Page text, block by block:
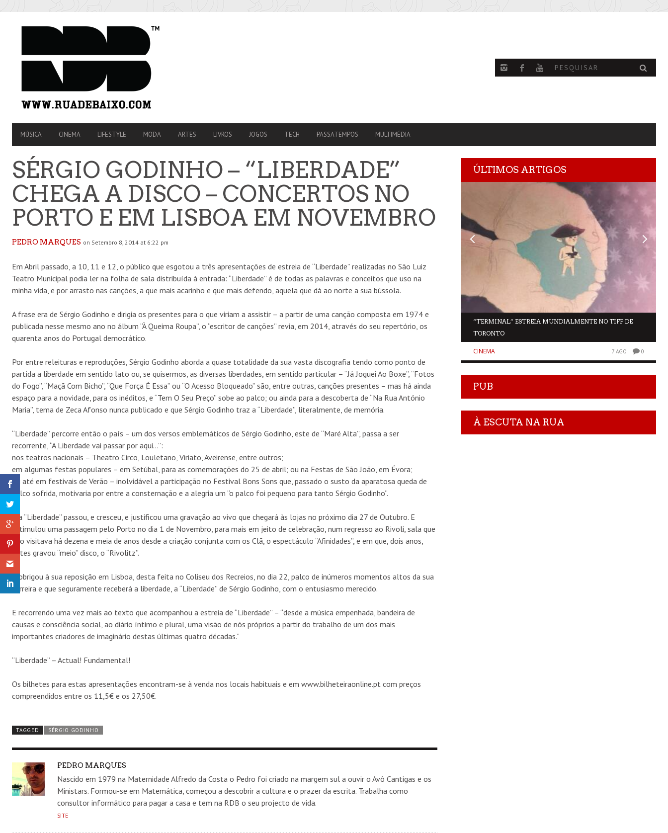
PRIMARY
NAVIGATION
MÚSICA CINEMA LIFESTYLE MODA ARTES LIVROS JOGOS TECH PASSATEMPOS MULTIMÉDIA
SÉRGIO GODINHO – “LIBERDADE”
CHEGA A DISCO – CONCERTOS NO
PORTO E EM LISBOA EM NOVEMBRO
PEDRO MARQUES on Setembro 8, 2014 at 6:22 pm
Em Abril passado, a 10, 11 e 12, o público que esgotou a três apresentações de estreia de “Liberdade” realizadas no São Luiz
Teatro Municipal podia ler na folha de sala distribuída à entrada: “Liberdade” é de todas as palavras e conceitos que uso na
minha vida, e por arrasto nas canções, a que mais acarinho e que mais defendo, aquela que dá ao norte a sua bússola.
A frase era de Sérgio Godinho e dirigia os presentes para o que viriam a assistir – a partir de uma canção composta em 1974 e
publicada nesse mesmo ano no álbum “À Queima Roupa”, o “escritor de canções” revia, em 2014, através do seu repertório, os
quarenta anos do Portugal democrático.
Por entre releituras e reproduções, Sérgio Godinho aborda a quase totalidade da sua vasta discografia tendo como ponto de
partida a liberdade em sentido lato ou, se quisermos, as diversas liberdades, em sentido particular – “Já Joguei Ao Boxe”, “Fotos
do Fogo”, “Maçã Com Bicho”, “Que Força É Essa” ou “O Acesso Bloqueado” são, entre outras, canções presentes – mas há ainda
espaço para a novidade, para os inéditos, e “Tem O Seu Preço” sobe ao palco; ou ainda para a descoberta de “Na Rua António
Maria”, tema de Zeca Afonso nunca publicado e que Sérgio Godinho traz a “Liberdade”, literalmente, de memória.
“Liberdade” percorre então o país – um dos versos emblemáticos de Sérgio Godinho, este de “Maré Alta”, passa a ser
recorrente, “A Liberdade vai passar por aqui…”:
nos teatros nacionais – Theatro Circo, Louletano, Viriato, Aveirense, entre outros;
em algumas festas populares – em Setúbal, para as comemorações do 25 de abril; ou na Festas de São João, em Évora;
ou até em festivais de Verão – inolvidável a participação no Festival Bons Sons que, passado o susto da aparatosa queda de
palco sofrida, motivaria por entre a consternação e a alegria um “o palco foi pequeno para tanto Sérgio Godinho”.
E a “Liberdade” passou, e cresceu, e justificou uma gravação ao vivo que chegará às lojas no próximo dia 27 de Outubro. E
estimulou uma passagem pelo Porto no dia 1 de Novembro, para mais em jeito de celebração, num regresso ao Rivoli, sala que
não visitava há dezena e meia de anos desde a criação conjunta com os Clã, o espectáculo “Afinidades”, e em que, dois anos,
antes gravou “meio” disco, o “Rivolitz”.
E obrigou à sua reposição em Lisboa, desta feita no Coliseu dos Recreios, no dia 22, palco de inúmeros momentos altos da sua
carreira e que seguramente receberá a liberdade, a “Liberdade” de Sérgio Godinho, com o entusiasmo merecido.
E recorrendo uma vez mais ao texto que acompanhou a estreia de “Liberdade” – “desde a música empenhada, bandeira de
causas e consciência social, ao diário íntimo e plural, uma visão de nós próprios a partir do trabalho de um dos mais
importantes criadores de imaginário destas últimas quatro décadas.”
“Liberdade” – Actual! Fundamental!
Os bilhetes para estas apresentações encontram-se à venda nos locais habituais e em www.bilheteiraonline.pt com preços
compreendidos entre os 11,5€ e os 27,50€.
TAGGED SÉRGIO GODINHO
AUTHOR
PEDRO MARQUES
Nascido em 1979 na Maternidade Alfredo da Costa o Pedro foi criado na margem sul a ouvir o Avô Cantigas e os
Ministars. Formou-se em Matemática, começou a descobrir a cultura e o prazer da escrita. Trabalha como
consultor informático para pagar a casa e tem na RDB o seu projecto de vida.
SITE
ÚLTIMOS ARTIGOS
“TERMINAL” ESTREIA MUNDIALMENTE NO TIFF DE
TORONTO
CINEMA 7 AGO 0
TRAÇA 2026: FESTIVAL DE CINEMA DE ARQUIVO
REGRESSA A CAMPOLIDE EM OUTUBRO
PUB
À ESCUTA NA RUA